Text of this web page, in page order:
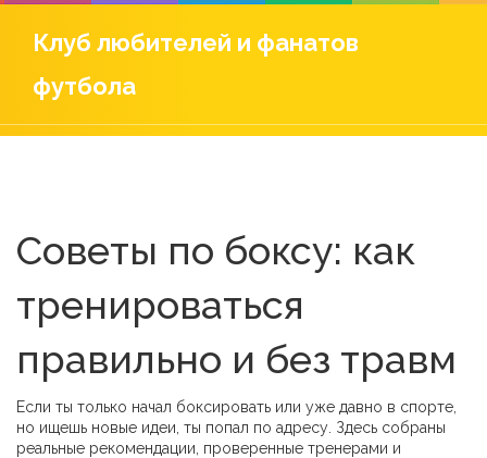
Клуб любителей и фанатов
футбола
Советы по боксу: как
тренироваться
правильно и без травм
Если ты только начал боксировать или уже давно в спорте,
но ищешь новые идеи, ты попал по адресу. Здесь собраны
реальные рекомендации, проверенные тренерами и